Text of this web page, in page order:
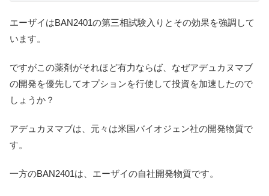
エーザイはBAN2401の第三相試験入りとその効果を強調して
います。
ですがこの薬剤がそれほど有力ならば、なぜアデュカヌマブ
の開発を優先してオプションを行使して投資を加速したので
しょうか？
アデュカヌマブは、元々は米国バイオジェン社の開発物質で
す。
一方のBAN2401は、エーザイの自社開発物質です。